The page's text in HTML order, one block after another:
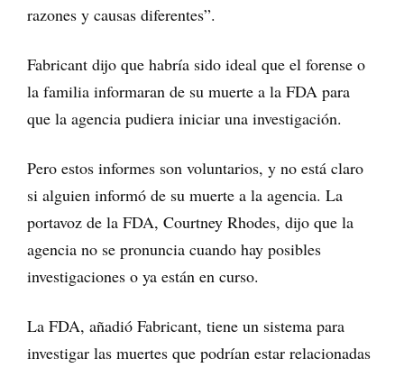
razones y causas diferentes”.
Fabricant dijo que habría sido ideal que el forense o
la familia informaran de su muerte a la FDA para
que la agencia pudiera iniciar una investigación.
Pero estos informes son voluntarios, y no está claro
si alguien informó de su muerte a la agencia. La
portavoz de la FDA, Courtney Rhodes, dijo que la
agencia no se pronuncia cuando hay posibles
investigaciones o ya están en curso.
La FDA, añadió Fabricant, tiene un sistema para
investigar las muertes que podrían estar relacionadas